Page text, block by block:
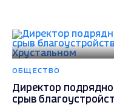
ОБЩЕСТВО
Директор
срыв